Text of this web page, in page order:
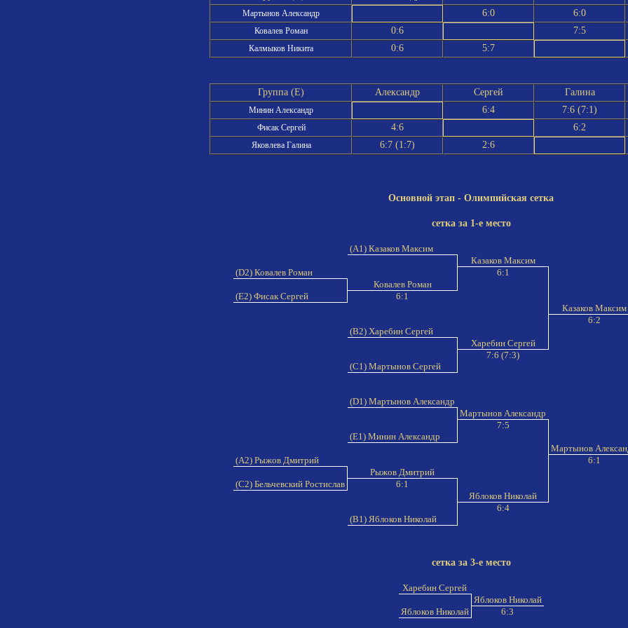
Мартынов Александр 6:0 6:0
Ковалев Роман 0:6 7:5
Калмыков Никита 0:6 5:7
Группа (E) Александр Сергей Галина
Минин Александр 6:4 7:6 (7:1)
Фисак Сергей 4:6 6:2
Яковлева Галина 6:7 (1:7) 2:6
Основной этап - Олимпийская сетка
сетка за 1-е место
(A1) Казаков Максим
Казаков Максим
(D2) Ковалев Роман
6:1
Ковалев Роман
(E2) Фисак Сергей
6:1
Казаков Максим
6:2
(B2) Харебин Сергей
Харебин Сергей
7:6 (7:3)
(C1) Мартынов Сергей
(D1) Мартынов Александр
Мартынов Александр
7:5
(E1) Минин Александр
Мартынов
(A2) Рыжов Дмитрий
6:1
Рыжов Дмитрий
(C2) Бельчевский Ростислав
6:1
Яблоков Николай
6:4
(B1) Яблоков Николай
сетка за 3-е место
Харебин Сергей
Яблоков Николай
Яблоков Николай
6:3